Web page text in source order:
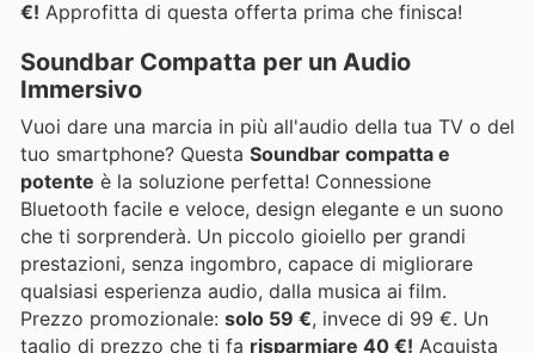
€! Approfitta di questa offerta prima che finisca!
Soundbar Compatta per un Audio
Immersivo
Vuoi dare una marcia in più all'audio della tua TV o del
tuo smartphone? Questa Soundbar compatta e
potente è la soluzione perfetta! Connessione
Bluetooth facile e veloce, design elegante e un suono
che ti sorprenderà. Un piccolo gioiello per grandi
prestazioni, senza ingombro, capace di migliorare
qualsiasi esperienza audio, dalla musica ai film.
Prezzo promozionale: solo 59 €, invece di 99 €. Un
taglio di prezzo che ti fa risparmiare 40 €! Acquista